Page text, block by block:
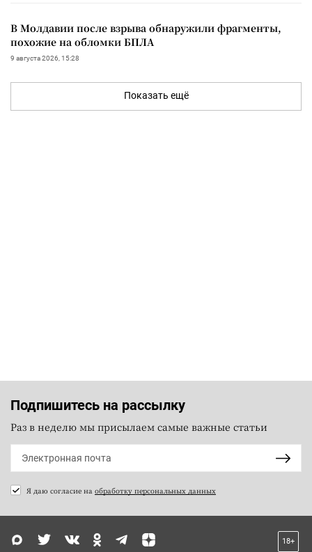
В Молдавии после взрыва обнаружили фрагменты,
похожие на обломки БПЛА
9 августа 2026, 15:28
Показать ещё
Подпишитесь на рассылку
Раз в неделю мы присылаем самые важные статьи
Я даю согласие на обработку персональных данных
18+